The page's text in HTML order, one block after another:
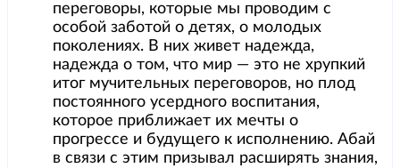
переговоры, которые мы проводим с
особой заботой о детях, о молодых
поколениях. В них живет надежда,
надежда о том, что мир — это не хрупкий
итог мучительных переговоров, но плод
постоянного усердного воспитания,
которое приближает их мечты о
прогрессе и будущего к исполнению. Абай
в связи с этим призывал расширять знания,